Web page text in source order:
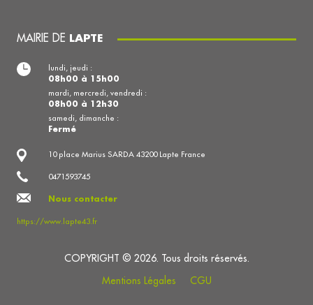
MAIRIE DE LAPTE
10 place Marius SARDA 43200 Lapte France
0471593745
Nous contacter
https://www.lapte43.fr
lundi, jeudi :
08h00 à 15h00
mardi, mercredi, vendredi :
08h00 à 12h30
samedi, dimanche :
Fermé
COPYRIGHT © 2026. Tous droits réservés.
Mentions Légales
CGU